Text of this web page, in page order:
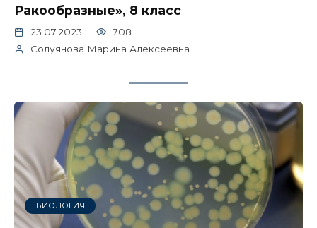
Ракообразные», 8 класс
23.07.2023
708
Солуянова Марина Алексеевна
БИОЛОГИЯ